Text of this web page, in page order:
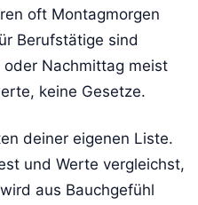
oft Montagmorgen
Berufstätige sind
Nachmittag meist
keine Gesetze.
deiner eigenen Liste.
und Werte vergleichst,
aus Bauchgefühl